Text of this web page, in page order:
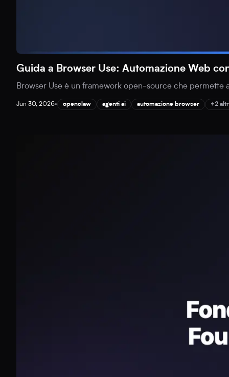
Guida a Browser Use: Automazione Web
Browser Use è un framework open-source che
Jun 30, 2026• openclaw agenti ai automazione browser +2